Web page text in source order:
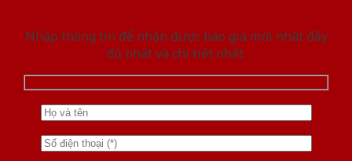
Nhập thông tin để nhận được báo giá mới nhât đầy
đủ nhất và chi tiết nhất.